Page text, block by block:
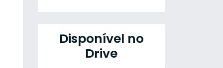
Disponível no
Drive